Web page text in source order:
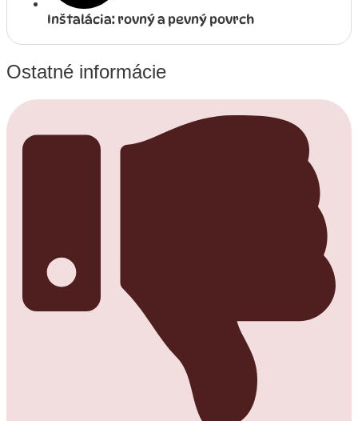
Inštalácia: rovný a pevný povrch
Ostatné informácie